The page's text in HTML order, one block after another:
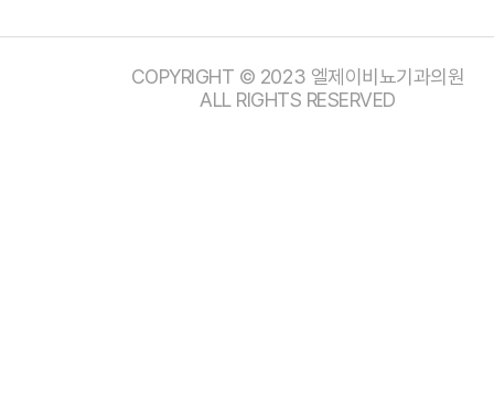
COPYRIGHT © 2023 엘제이비뇨기과의원
ALL RIGHTS RESERVED